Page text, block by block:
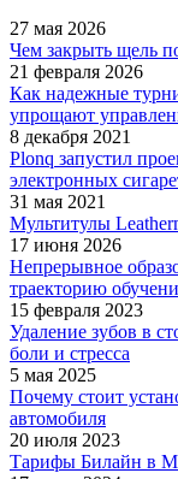
27 мая 2026
Чем закрыть щель
21 февраля 2026
Как надежные
упрощают
8 декабря 2021
Plonq запустил
электронных
31 мая 2021
Мультитулы
17 июня 2026
Непрерывное
траекторию
15 февраля 2023
Удаление зубов в
боли и стресса
5 мая 2025
Почему стоит
автомобиля
20 июля 2023
Тарифы Билайн в